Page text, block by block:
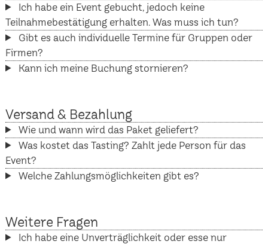
Ich habe ein Event gebucht, jedoch keine
Teilnahmebestätigung erhalten. Was muss ich tun?
Gibt es auch individuelle Termine für Gruppen oder
Firmen?
Kann ich meine Buchung stornieren?
Versand & Bezahlung
Wie und wann wird das Paket geliefert?
Was kostet das Tasting? Zahlt jede Person für das
Event?
Welche Zahlungsmöglichkeiten gibt es?
Weitere Fragen
Ich habe eine Unverträglichkeit oder esse nur